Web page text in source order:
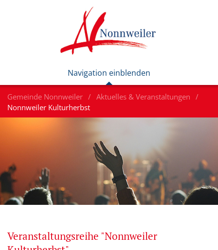
Gemeinde Nonnweiler
Aktuelles & Veranstaltungen
Nonnweiler Kulturherbst
Veranstaltungsreihe "Nonnweiler